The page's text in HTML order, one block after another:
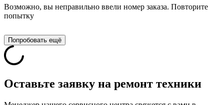
Возможно, вы неправильно ввели номер заказа. Повторите
попытку
Попробовать ещё
Оставьте заявку на ремонт техники